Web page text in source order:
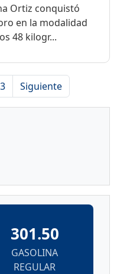
Ortiz conquistó
en la modalidad
48 kilogr...
Siguiente
301.50
GASOLINA
REGULAR